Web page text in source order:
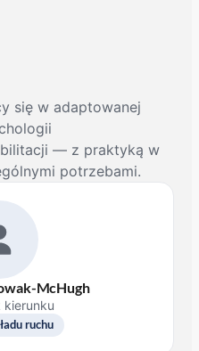
się w adaptowanej
— z praktyką w
potrzebami.
McHugh
kierunku
ruchu